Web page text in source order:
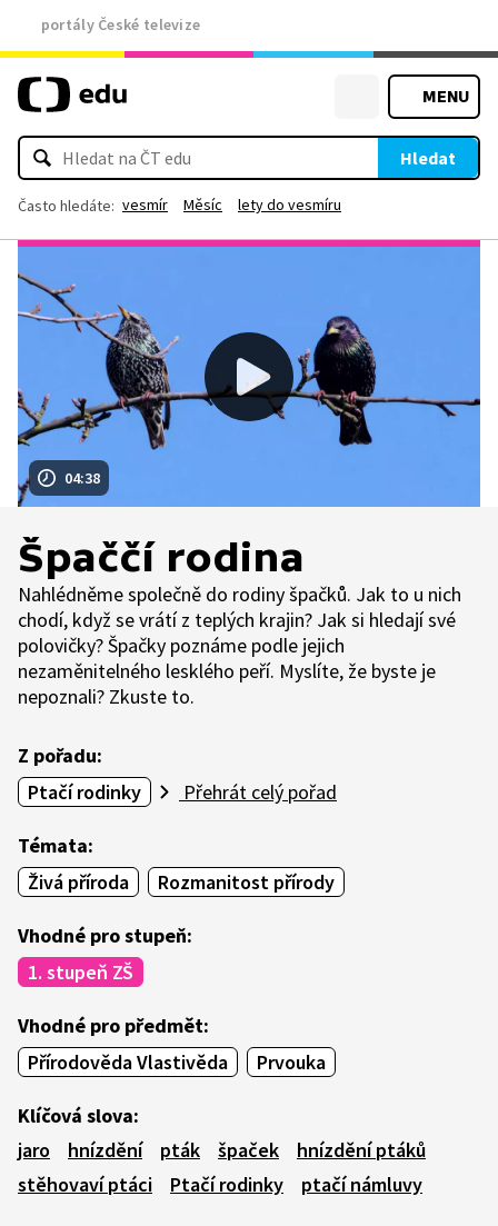
portály České televize
MENU
Hledat
Často hledáte: vesmír Měsíc lety do vesmíru
04:38
Špaččí rodina
Nahlédněme společně do rodiny špačků. Jak to u nich
chodí, když se vrátí z teplých krajin? Jak si hledají své
polovičky? Špačky poznáme podle jejich
nezaměnitelného lesklého peří. Myslíte, že byste je
nepoznali? Zkuste to.
Z pořadu:
Ptačí rodinky
Přehrát celý pořad
Témata:
Živá příroda
Rozmanitost přírody
Vhodné pro stupeň:
1. stupeň ZŠ
Vhodné pro předmět:
Přírodověda Vlastivěda
Prvouka
Klíčová slova:
jaro
hnízdění pták špaček
hnízdění ptáků
stěhovaví ptáci
Ptačí rodinky ptačí námluvy